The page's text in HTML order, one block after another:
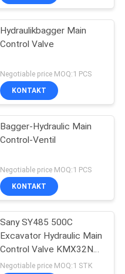
Hydraulikbagger Main
Control Valve
Negotiable price MOQ:1 PCS
KONTAKT
Bagger-Hydraulic Main
Control-Ventil
Negotiable price MOQ:1 PCS
KONTAKT
Sany SY485 500C
Excavator Hydraulic Main
Control Valve KMX32NA
High Quality
Negotiable price MOQ:1 STK